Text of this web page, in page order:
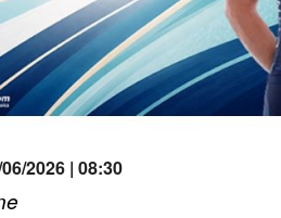
2026 | 08:30